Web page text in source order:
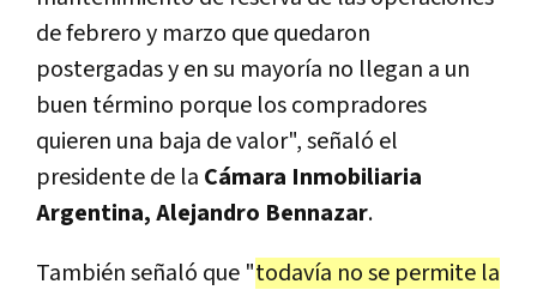
de febrero y marzo que quedaron
postergadas y en su mayoría no llegan a un
buen término porque los compradores
quieren una baja de valor", señaló el
presidente de la Cámara Inmobiliaria
Argentina, Alejandro Bennazar.
También señaló que "todavía no se permite la